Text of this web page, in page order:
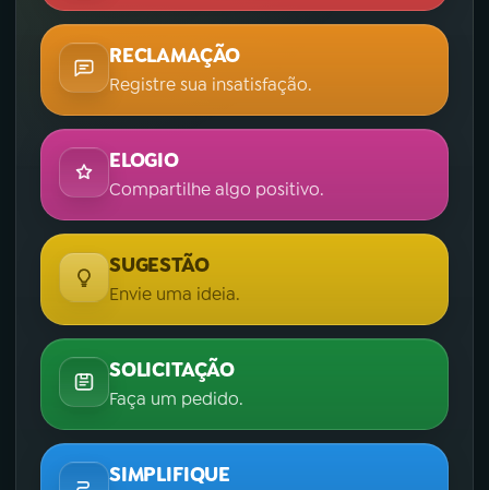
RECLAMAÇÃO
Registre sua insatisfação.
ELOGIO
Compartilhe algo positivo.
SUGESTÃO
Envie uma ideia.
SOLICITAÇÃO
Faça um pedido.
SIMPLIFIQUE